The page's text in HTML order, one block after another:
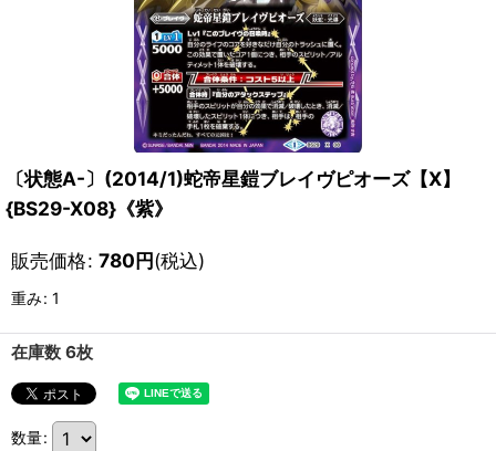
〔状態A-〕(2014/1)蛇帝星鎧ブレイヴピオーズ【X】
{BS29-X08}《紫》
販売価格: 780円(税込)
重み: 1
在庫数 6枚
数量: